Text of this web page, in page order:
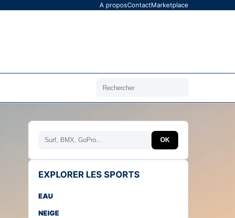
A proposContactMarketplace
Rechercher
Rechercher OK
EXPLORER LES SPORTS
EAU
NEIGE